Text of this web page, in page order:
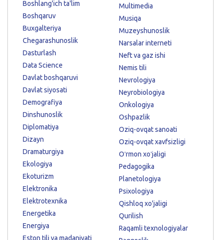
Boshlang'ich ta'lim
Boshqaruv
Buxgalteriya
Chegarashunoslik
Dasturlash
Data Science
Davlat boshqaruvi
Davlat siyosati
Demografiya
Dinshunoslik
Diplomatiya
Dizayn
Dramaturgiya
Ekologiya
Ekoturizm
Elektronika
Elektrotexnika
Energetika
Energiya
Eston tili va madaniyati
Multimedia
Musiqa
Muzeyshunoslik
Narsalar interneti
Neft va gaz ishi
Nemis tili
Nevrologiya
Neyrobiologiya
Onkologiya
Oshpazlik
Oziq-ovqat sanoati
Oziq-ovqat xavfsizligi
Oʻrmon xoʻjaligi
Pedagogika
Planetologiya
Psixologiya
Qishloq xo'jaligi
Qurilish
Raqamli texnologiyalar